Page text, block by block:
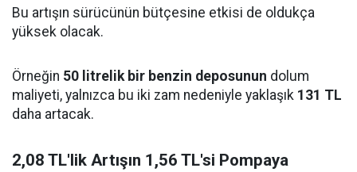
Bu artışın sürücünün bütçesine etkisi de oldukça
yüksek olacak.
Örneğin 50 litrelik bir benzin deposunun dolum
maliyeti, yalnızca bu iki zam nedeniyle yaklaşık 131 TL
daha artacak.
2,08 TL'lik Artışın 1,56 TL'si Pompaya